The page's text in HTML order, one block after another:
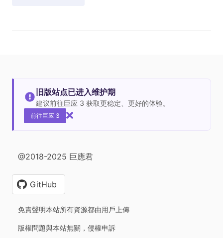
旧版站点已进入维护期
建议前往巨应 3 获取更稳定、更好的体验。
前往巨应 3
@2018-2025 巨應君
GitHub
免責聲明本站所有資源都由用戶上傳
版權問題與本站無關，侵權申訴